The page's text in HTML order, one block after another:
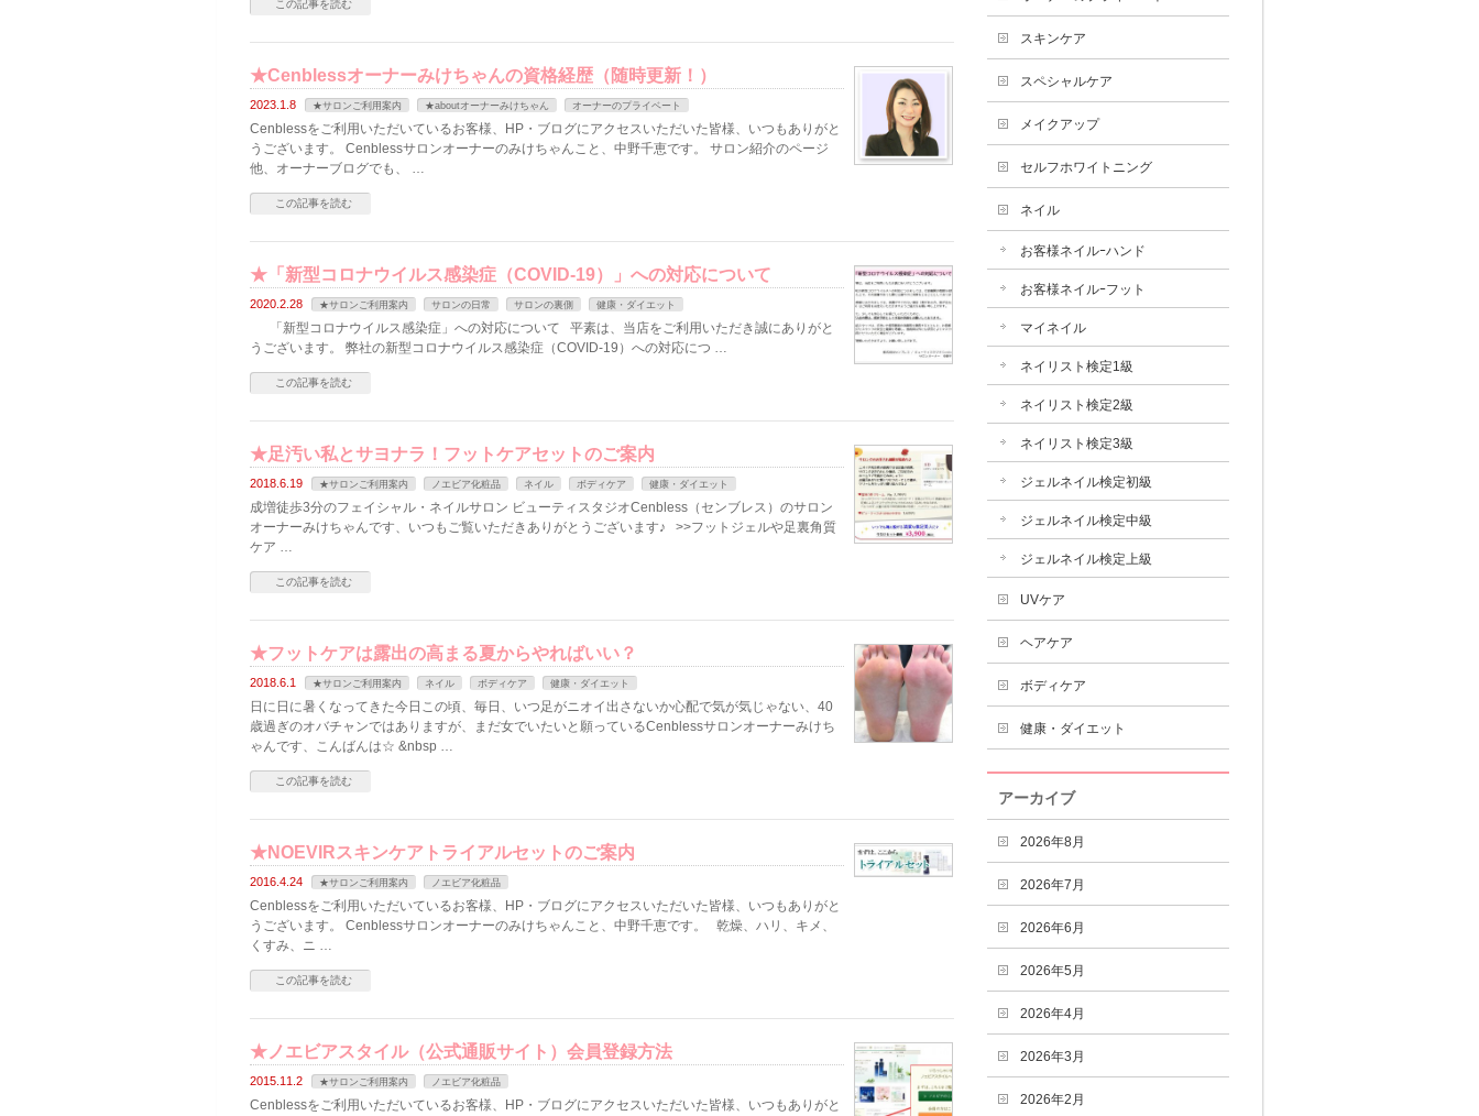
この記事を読む
★Cenblessオーナーみけちゃんの資格経歴（随時更新！）
2023.1.8 ★サロンご利用案内 ★aboutオーナーみけちゃん オーナーのプライベート
Cenblessをご利用いただいているお客様、HP・ブログにアクセスいただいた皆様、いつもありがと
うございます。 Cenblessサロンオーナーのみけちゃんこと、中野千恵です。 サロン紹介のページ
他、オーナーブログでも、 …
この記事を読む
★「新型コロナウイルス感染症（COVID-19）」への対応について
2020.2.28 ★サロンご利用案内 サロンの日常 サロンの裏側 健康・ダイエット
「新型コロナウイルス感染症」への対応について 平素は、当店をご利用いただき誠にありがと
うございます。 弊社の新型コロナウイルス感染症（COVID-19）への対応につ …
この記事を読む
★足汚い私とサヨナラ！フットケアセットのご案内
2018.6.19 ★サロンご利用案内 ノエビア化粧品 ネイル ボディケア 健康・ダイエット
成増徒歩3分のフェイシャル・ネイルサロン ビューティスタジオCenbless（センブレス）のサロン
オーナーみけちゃんです、いつもご覧いただきありがとうございます♪ >>フットジェルや足裏角質
ケア …
この記事を読む
★フットケアは露出の高まる夏からやればいい？
2018.6.1 ★サロンご利用案内 ネイル ボディケア 健康・ダイエット
日に日に暑くなってきた今日この頃、毎日、いつ足がニオイ出さないか心配で気が気じゃない、40
歳過ぎのオバチャンではありますが、まだ女でいたいと願っているCenblessサロンオーナーみけち
ゃんです、こんばんは☆ &nbsp …
この記事を読む
★NOEVIRスキンケアトライアルセットのご案内
2016.4.24 ★サロンご利用案内 ノエビア化粧品
Cenblessをご利用いただいているお客様、HP・ブログにアクセスいただいた皆様、いつもありがと
うございます。 Cenblessサロンオーナーのみけちゃんこと、中野千恵です。 乾燥、ハリ、キメ、
くすみ、ニ …
この記事を読む
★ノエビアスタイル（公式通販サイト）会員登録方法
2015.11.2 ★サロンご利用案内 ノエビア化粧品
Cenblessをご利用いただいているお客様、HP・ブログにアクセスいただいた皆様、いつもありがと
スキンケア
スペシャルケア
メイクアップ
セルフホワイトニング
ネイル
お客様ネイルｰハンド
お客様ネイルｰフット
マイネイル
ネイリスト検定1級
ネイリスト検定2級
ネイリスト検定3級
ジェルネイル検定初級
ジェルネイル検定中級
ジェルネイル検定上級
UVケア
ヘアケア
ボディケア
健康・ダイエット
アーカイブ
2026年8月
2026年7月
2026年6月
2026年5月
2026年4月
2026年3月
2026年2月